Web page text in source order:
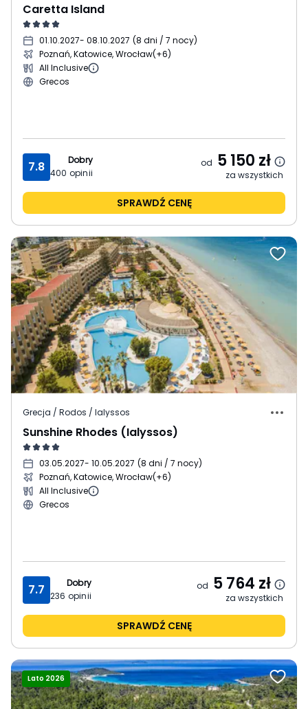
Caretta Island
01.10.2027- 08.10.2027 (8 dni / 7 nocy)
Poznań, Katowice, Wrocław(+6)
All Inclusive
Grecos
7.8
Dobry
400 opinii
od 5 150 zł
za wszystkich
SPRAWDŹ CENĘ
Grecja / Rodos / Ialyssos
Sunshine Rhodes (Ialyssos)
03.05.2027- 10.05.2027 (8 dni / 7 nocy)
Poznań, Katowice, Wrocław(+6)
All Inclusive
Grecos
7.7
Dobry
236 opinii
od 5 764 zł
za wszystkich
SPRAWDŹ CENĘ
Lato 2026